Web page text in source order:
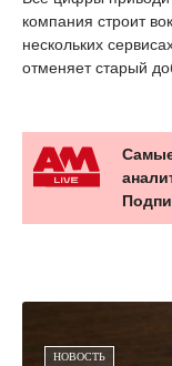
компания строит
нескольких
отменяет старый
НОВОСТЬ